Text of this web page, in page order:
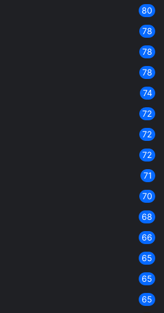
80
78
78
78
74
72
72
72
71
70
68
66
65
65
65